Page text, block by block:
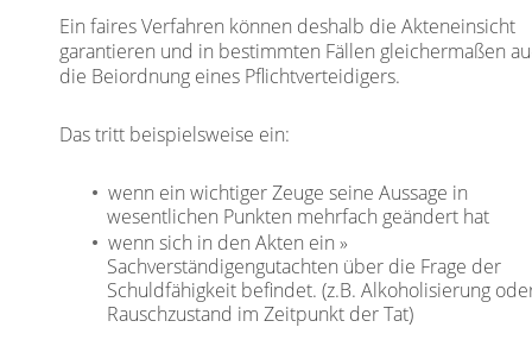
Ein faires Verfahren können deshalb die Akteneinsicht
garantieren und in bestimmten Fällen gleichermaßen
die Beiordnung eines Pflichtverteidigers.
Das tritt beispielsweise ein:
wenn ein wichtiger Zeuge seine Aussage in
wesentlichen Punkten mehrfach geändert hat
wenn sich in den Akten ein
Sachverständigengutachten über die Frage der
Schuldfähigkeit befindet. (z.B. Alkoholisierung
Rauschzustand im Zeitpunkt der Tat)